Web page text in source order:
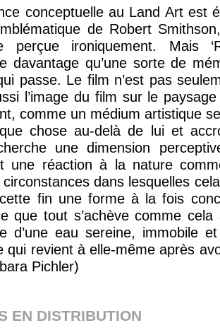
conceptuelle au Land Art est
de Robert
perçue ironiquement. Mais
davantage qu’une sorte de
passe. Le film n’est pas
l’image du film sur le
comme un médium artistique
chose au-delà de lui et
une dimension
une réaction à la nature
dans lesquelles
fin une forme à la fois
que tout s’achève comme
d’une eau sereine, immobile
qui revient à elle-même après
Pichler)
EN DISTRIBUTION